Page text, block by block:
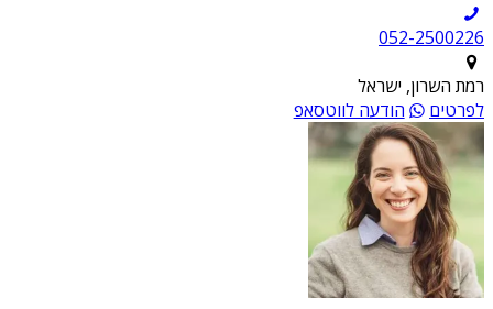
052-2500226
רמת השרון, ישראל
לפרטים
הודעה לווטסאפ